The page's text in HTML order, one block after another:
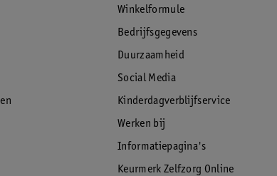
Winkelformule
Bedrijfsgegevens
Duurzaamheid
Social Media
Kinderdagverblijfservice
Werken bij
Informatiepagina's
Keurmerk Zelfzorg Online